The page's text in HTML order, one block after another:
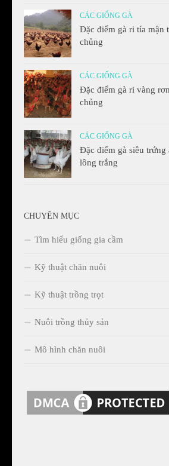
CÁC GIỐNG GÀ
Đặc điểm gà ri tía mận
chủng
CÁC GIỐNG GÀ
Đặc điểm gà ri vàng
chủng
CÁC GIỐNG GÀ
Đặc điểm gà siêu trứng
lông trắng
CHUYÊN MỤC
Tìm hiểu giống gia cầm
Kỹ thuật chăn nuôi
Kỹ thuật trồng trọt
Nuôi trồng thủy sản
Mô hình chăn nuôi